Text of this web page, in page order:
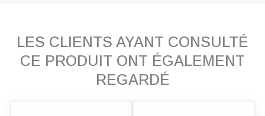
LES CLIENTS AYANT CONSULTÉ
CE PRODUIT ONT ÉGALEMENT
REGARDÉ